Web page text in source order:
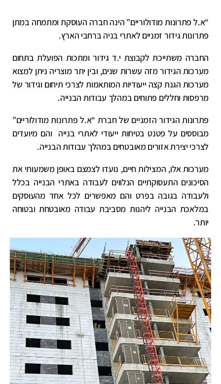
“א.ל פתרונות מודולוריים” הינה חברה העוסקת ומתמחה במתן
פתרונות גידור זמניים לאתרי בניה ברחבי הארץ.
החברה משתייכת לקבוצת י.ד גידור ומתכות הפועלת בתחום
מערכות הגידור מזה עשרות שנים, ובין יתר מוצריה ניתן למצוא
מערכות הגנת קצה ייעודיות המותאמות לצרכי תיחום וגידור של
מרפסות וחללים פתוחים במהלך עבודות הבנייה.
פתרונות הגידור הזמניים של חברת “א.ל פתרונות מודולוריים​”
מבוססים על פטנט בטיחות ייעודי לאתרי בנייה והם מיועדים
לצרכי יצירת אזורים מאובטחים במהלך עבודות הבנייה.
מערכות אלו, המצילות חיים, נועדו לצמצם באופן משמעותי את
הסיכונים התעסוקתיים הנלווים לעבודה באתרי הבנייה בכלל
ולעבודה בגובה בפרט והם מאפשרים לכל אחד מהעוסקים
במלאכת הבנייה ליהנות מסביבת עבודה מאובטחת ובטוחה
יותר.